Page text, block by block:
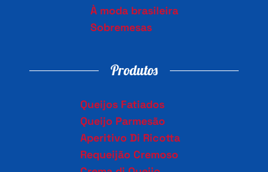
À moda brasileira
Sobremesas
Produtos
Queijos Fatiados
Queijo Parmesão
Aperitivo Di Ricotta
Requeijão Cremoso